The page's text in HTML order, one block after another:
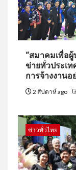
“สมาคมเพื่อ
ข่ายทั่วประเ
การจ้างงานอ
2 สัปดาห์ ago
ข่าวทั่วไทย